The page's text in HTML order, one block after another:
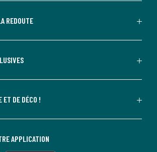
REDOUTE
ET DE DÉCO !
APPLICATION